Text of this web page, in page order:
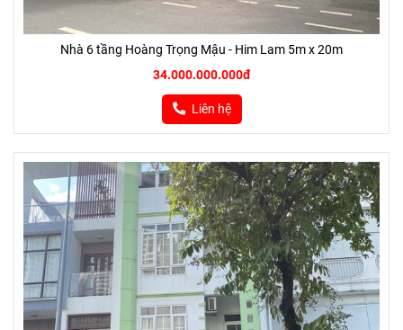
Nhà 6 tầng Hoàng Trọng Mậu - Him Lam 5m x 20m
34.000.000.000đ
Liên hệ